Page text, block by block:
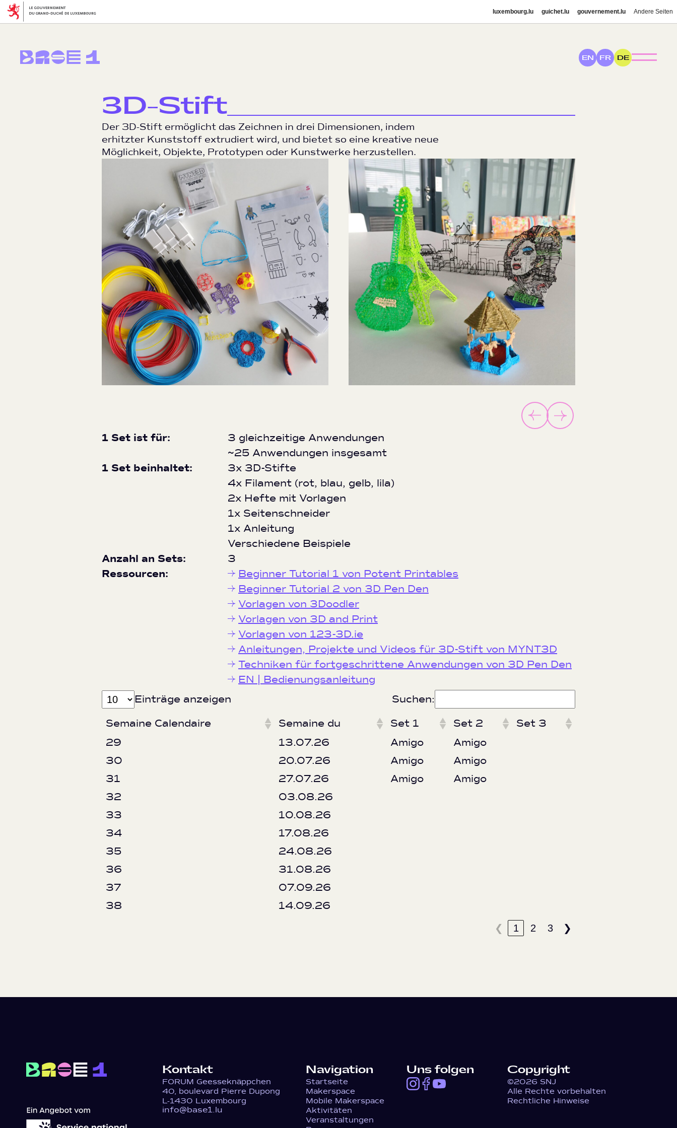
luxembourg.lu guichet.lu gouvernement.lu Andere Seiten
EN FR DE
3D-Stift
Der 3D-Stift ermöglicht das Zeichnen in drei Dimensionen, indem
erhitzter Kunststoff extrudiert wird, und bietet so eine kreative neue
Möglichkeit, Objekte, Prototypen oder Kunstwerke herzustellen.
1 Set ist für:
3 gleichzeitige Anwendungen
~25 Anwendungen insgesamt
1 Set beinhaltet:
3x 3D-Stifte
4x Filament (rot, blau, gelb, lila)
2x Hefte mit Vorlagen
1x Seitenschneider
1x Anleitung
Verschiedene Beispiele
Anzahl an Sets:
3
Ressourcen:
Beginner Tutorial 1 von Potent Printables
Beginner Tutorial 2 von 3D Pen Den
Vorlagen von 3Doodler
Vorlagen von 3D and Print
Vorlagen von 123-3D.ie
Anleitungen, Projekte und Videos für 3D-Stift von MYNT3D
Techniken für fortgeschrittene Anwendungen von 3D Pen Den
EN | Bedienungsanleitung
Einträge anzeigen
Suchen:
Semaine Calendaire
Semaine du Set 1 Set 2
Set 3
29
13.07.26 Amigo
Amigo
30
20.07.26 Amigo
Amigo
31
27.07.26 Amigo
Amigo
32
03.08.26
33
10.08.26
34
17.08.26
35
24.08.26
36
31.08.26
37
07.09.26
38
14.09.26
❮ 1 2 3 ❯
Kontakt
FORUM Geesseknäppchen
40, boulevard Pierre Dupong
L-1430 Luxembourg
info@base1.lu
Navigation
Startseite
Makerspace
Mobile Makerspace
Aktivitäten
Veranstaltungen
Uns folgen Copyright
©2026 SNJ
Alle Rechte vorbehalten
Rechtliche Hinweise